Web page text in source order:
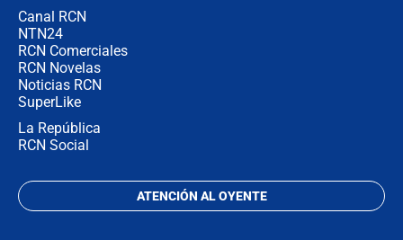
Canal RCN
NTN24
RCN Comerciales
RCN Novelas
Noticias RCN
SuperLike
La República
RCN Social
ATENCIÓN AL OYENTE